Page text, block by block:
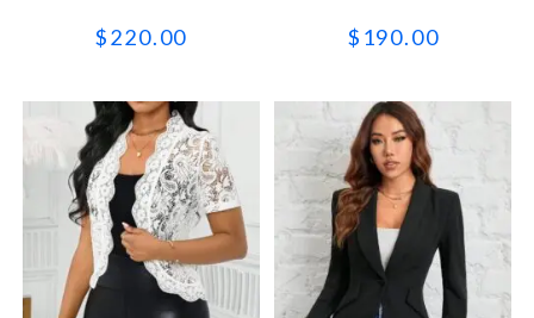
elegir
de
producto
$220.00
elegir
de
producto
$ 190.00